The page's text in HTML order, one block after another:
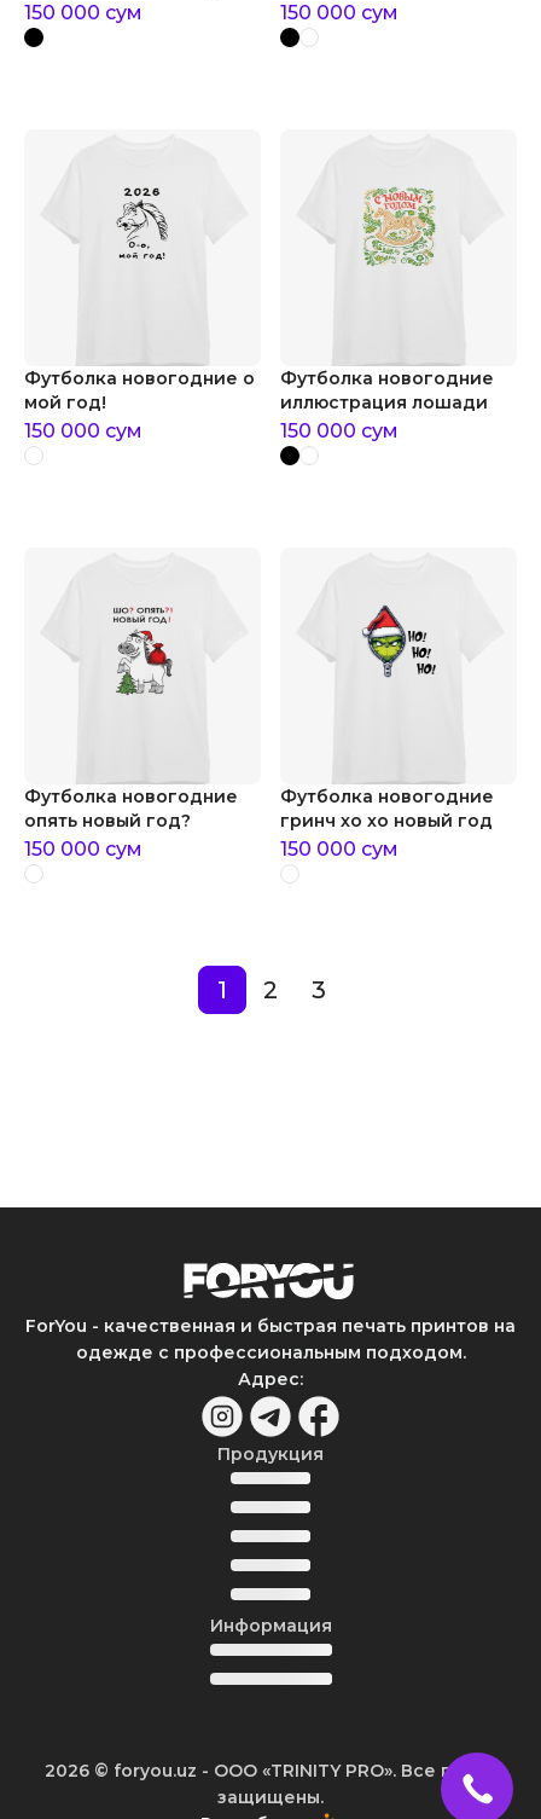
150 000 сум 150 000 сум
Футболка новогодние о
мой год!
150 000 сум
Футболка новогодние
иллюстрация лошади
150 000 сум
Футболка новогодние
опять новый год?
150 000 сум
Футболка новогодние
гринч хо хо новый год
150 000 сум
1 2 3
ForYou - качественная и быстрая печать принтов на
одежде с профессиональным подходом.
Адрес:
Продукция
Информация
2026 © foryou.uz - ООО «TRINITY PRO». Все права
защищены.